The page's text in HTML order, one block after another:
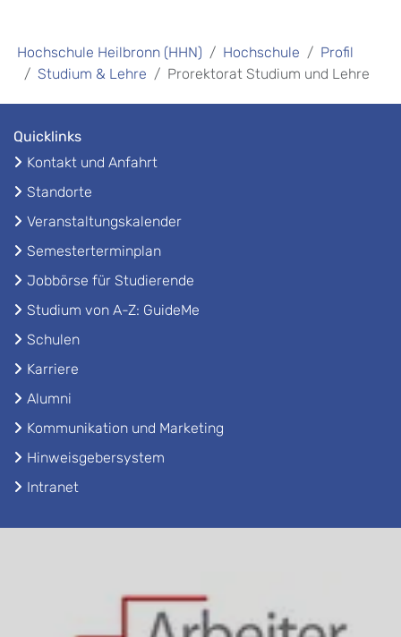
Hochschule Heilbronn (HHN) Hochschule
Profil
Studium & Lehre
Prorektorat Studium und Lehre
Quicklinks
Kontakt und Anfahrt
Standorte
Veranstaltungskalender
Semesterterminplan
Jobbörse für Studierende
Studium von A-Z: GuideMe
Schulen
Karriere
Alumni
Kommunikation und Marketing
Hinweisgebersystem
Intranet